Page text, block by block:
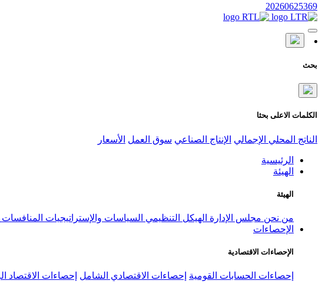
20260625369
بحث
الكلمات الاعلى بحثا
الناتج المحلي الإجمالي الإنتاج الصناعي سوق العمل الأسعار
الرئيسية
الهيئة
الهيئة
من نحن مجلس الإدارة الهيكل التنظيمي السياسات والإستراتيجيات
الإحصاءات
الإحصاءات الاقتصادية
إحصاءات الحسابات القومية إحصاءات الاقتصادي الشامل إحصاءات الاقتصاد